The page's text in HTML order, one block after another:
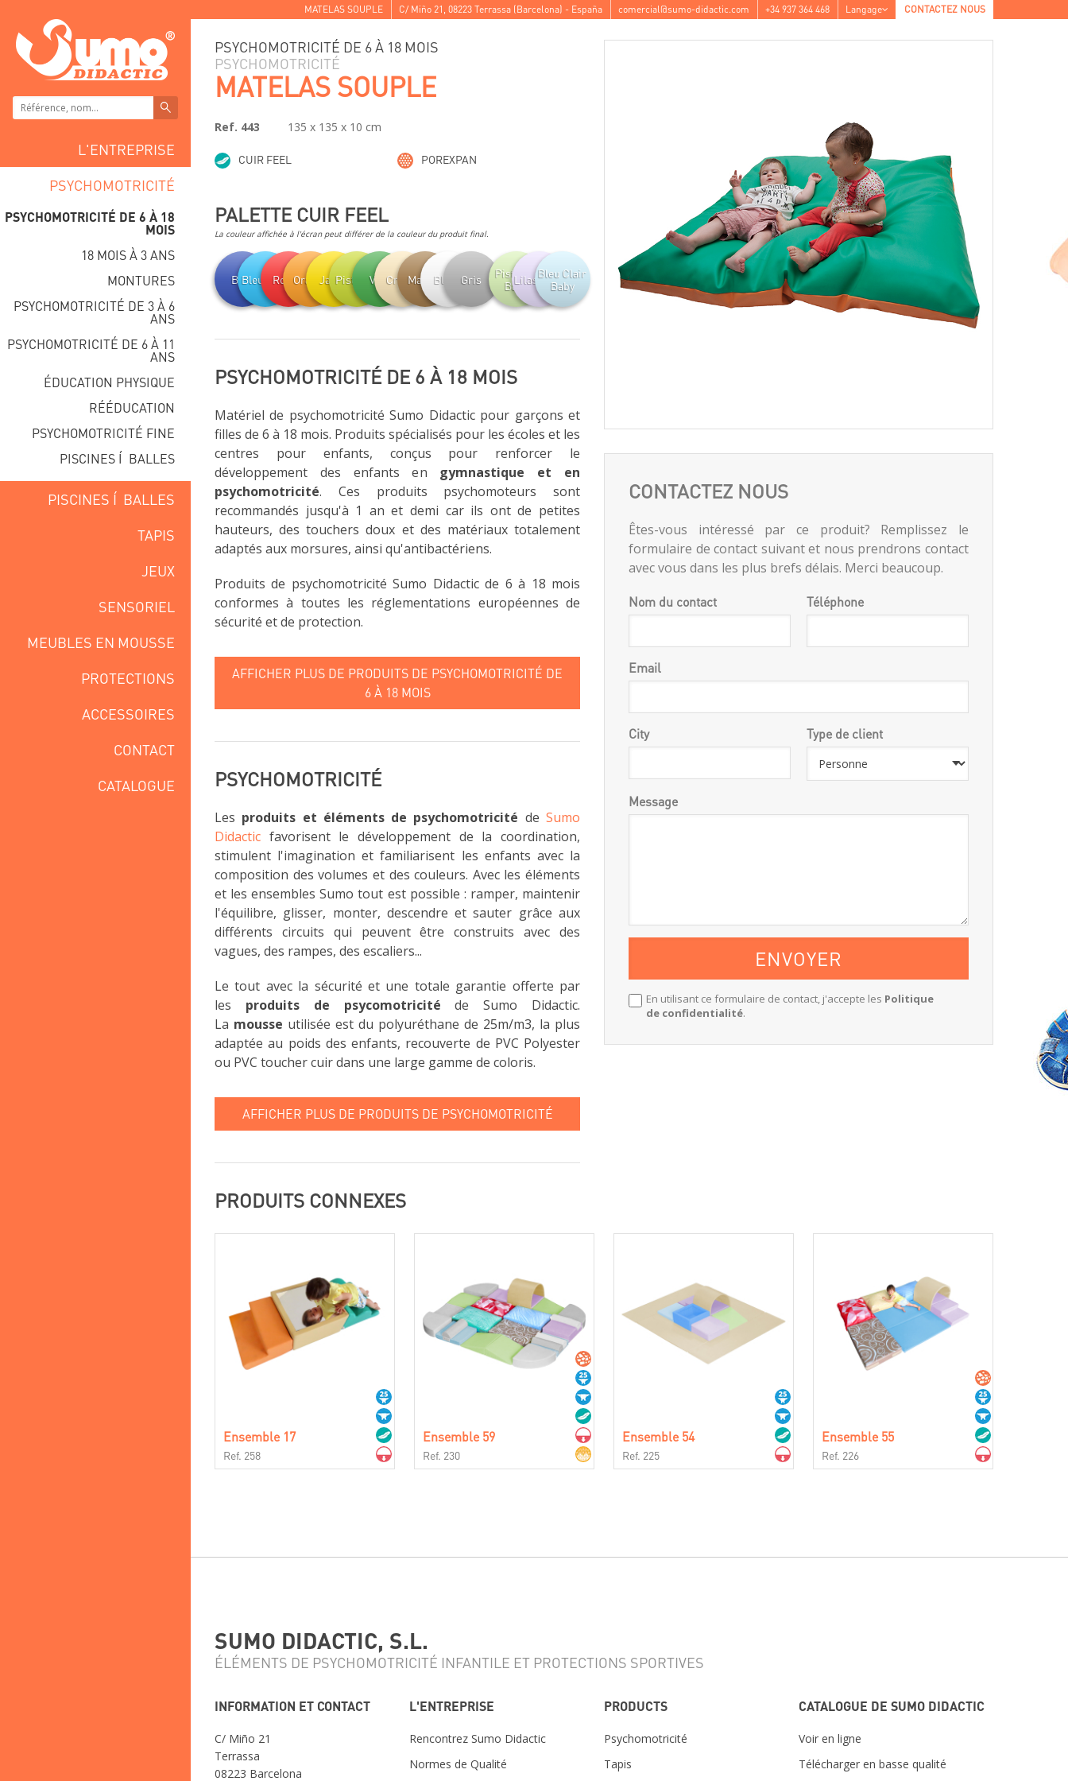
MATELAS SOUPLE C/ Miño 21 , 08223 Terrassa (Barcelona) - España comercial@sumo-didactic.com +34 937 364 468 Langage CONTACTEZ NOUS
L'ENTREPRISE
PSYCHOMOTRICITÉ
PSYCHOMOTRICITÉ DE 6 À 18
MOIS
18 MOIS À 3 ANS
MONTURES
PSYCHOMOTRICITÉ DE 3 À 6
ANS
PSYCHOMOTRICITÉ DE 6 À 11
ANS
ÉDUCATION PHYSIQUE
RÉÉDUCATION
PSYCHOMOTRICITÉ FINE
PISCINES Í BALLES
PISCINES Í BALLES
TAPIS
JEUX
SENSORIEL
MEUBLES EN MOUSSE
PROTECTIONS
ACCESSOIRES
CONTACT
CATALOGUE
PSYCHOMOTRICITÉ DE 6 À 18 MOIS
PSYCHOMOTRICITÉ
MATELAS SOUPLE
Ref. 443 135 x 135 x 10 cm
CUIR FEEL POREXPAN
PALETTE CUIR FEEL
La couleur affichée à l'écran peut différer de la couleur du produit final.
BleuBleu clairRougeOrangeJaunePistacheVertCrèmeMarronBlancGris
Pistache
Baby
Lilas Baby
Bleu Clair
Baby
PSYCHOMOTRICITÉ DE 6 À 18 MOIS
Matériel de psychomotricité Sumo Didactic pour garçons et
filles de 6 à 18 mois. Produits spécialisés pour les écoles et les
centres pour enfants, conçus pour renforcer le
développement des enfants en gymnastique et en
psychomotricité. Ces produits psychomoteurs sont
recommandés jusqu'à 1 an et demi car ils ont de petites
hauteurs, des touchers doux et des matériaux totalement
adaptés aux morsures, ainsi qu'antibactériens.
Produits de psychomotricité Sumo Didactic de 6 à 18 mois
conformes à toutes les réglementations européennes de
sécurité et de protection.
AFFICHER PLUS DE PRODUITS DE PSYCHOMOTRICITÉ DE
6 À 18 MOIS
PSYCHOMOTRICITÉ
Les produits et éléments de psychomotricité deSumo
Didactic favorisent le développement de la coordination,
stimulent l'imagination et familiarisent les enfants avec la
composition des volumes et des couleurs. Avec les éléments
et les ensembles Sumo tout est possible : ramper, maintenir
l'équilibre, glisser, monter, descendre et sauter grâce aux
différents circuits qui peuvent être construits avec des
vagues, des rampes, des escaliers...
Le tout avec la sécurité et une totale garantie offerte par
les produits de psycomotricité de Sumo Didactic.
La mousse utilisée est du polyuréthane de 25m/m3, la plus
adaptée au poids des enfants, recouverte de PVC Polyester
ou PVC toucher cuir dans une large gamme de coloris.
AFFICHER PLUS DE PRODUITS DE PSYCHOMOTRICITÉ
CONTACTEZ NOUS
Êtes-vous intéressé par ce produit? Remplissez le
formulaire de contact suivant et nous prendrons contact
avec vous dans les plus brefs délais. Merci beaucoup.
Nom du contact Téléphone
Email
City Type de client
Message
En utilisant ce formulaire de contact, j'accepte les Politique
de confidentialité.
PRODUITS CONNEXES
Ensemble 17
Ref. 258
Ensemble 59
Ref. 230
Ensemble 54
Ref. 225
Ensemble 55
Ref. 226
SUMO DIDACTIC, S.L.
ÉLÉMENTS DE PSYCHOMOTRICITÉ INFANTILE ET PROTECTIONS SPORTIVES
INFORMATION ET CONTACT
C/ Miño 21
Terrassa
08223 Barcelona
L'ENTREPRISE
Rencontrez Sumo Didactic
Normes de Qualité
PRODUCTS
Psychomotricité
Tapis
CATALOGUE DE SUMO DIDACTIC
Voir en ligne
Télécharger en basse qualité